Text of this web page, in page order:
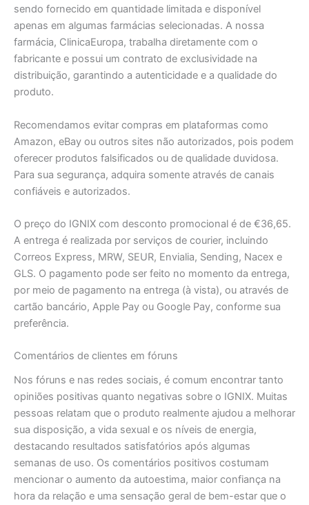
sendo fornecido em quantidade limitada e disponível
apenas em algumas farmácias selecionadas. A nossa
farmácia, ClinicaEuropa, trabalha diretamente com o
fabricante e possui um contrato de exclusividade na
distribuição, garantindo a autenticidade e a qualidade do
produto.
Recomendamos evitar compras em plataformas como
Amazon, eBay ou outros sites não autorizados, pois podem
oferecer produtos falsificados ou de qualidade duvidosa.
Para sua segurança, adquira somente através de canais
confiáveis e autorizados.
O preço do IGNIX com desconto promocional é de €36,65.
A entrega é realizada por serviços de courier, incluindo
Correos Express, MRW, SEUR, Envialia, Sending, Nacex e
GLS. O pagamento pode ser feito no momento da entrega,
por meio de pagamento na entrega (à vista), ou através de
cartão bancário, Apple Pay ou Google Pay, conforme sua
preferência.
Comentários de clientes em fóruns
Nos fóruns e nas redes sociais, é comum encontrar tanto
opiniões positivas quanto negativas sobre o IGNIX. Muitas
pessoas relatam que o produto realmente ajudou a melhorar
sua disposição, a vida sexual e os níveis de energia,
destacando resultados satisfatórios após algumas
semanas de uso. Os comentários positivos costumam
mencionar o aumento da autoestima, maior confiança na
hora da relação e uma sensação geral de bem-estar que o